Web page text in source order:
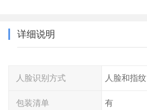
详细说明
人脸识别方式 人脸和指纹
包装清单 有